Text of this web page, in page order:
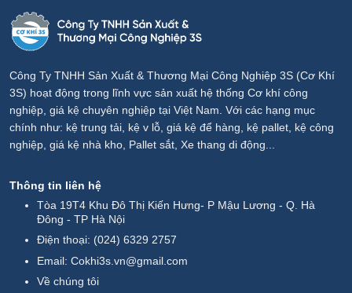
Công Ty TNHH Sản Xuất & Thương Mại Công Nghiệp 3S (Cơ Khí
3S) hoạt động trong lĩnh vực sản xuất hệ thống Cơ khí công
nghiệp, giá kệ chuyên nghiệp tại Việt Nam. Với các hạng mục
chính như: kệ trung tải, kệ v lỗ, giá kệ để hàng, kệ pallet, kệ công
nghiệp, giá kệ nhà kho, Pallet sắt, Xe thang di động...
Thông tin liên hệ
Tòa 19T4 Khu Đô Thị Kiến Hưng- P Mậu Lương - Q. Hà
Đông - TP Hà Nội
Điện thoại: (024) 6329 2757
Email:Cokhi3s.vn@gmail.com
Về chúng tôi